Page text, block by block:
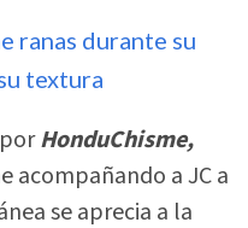
ranas durante su
textura
HonduChisme,
acompañando a JC a
se aprecia a la